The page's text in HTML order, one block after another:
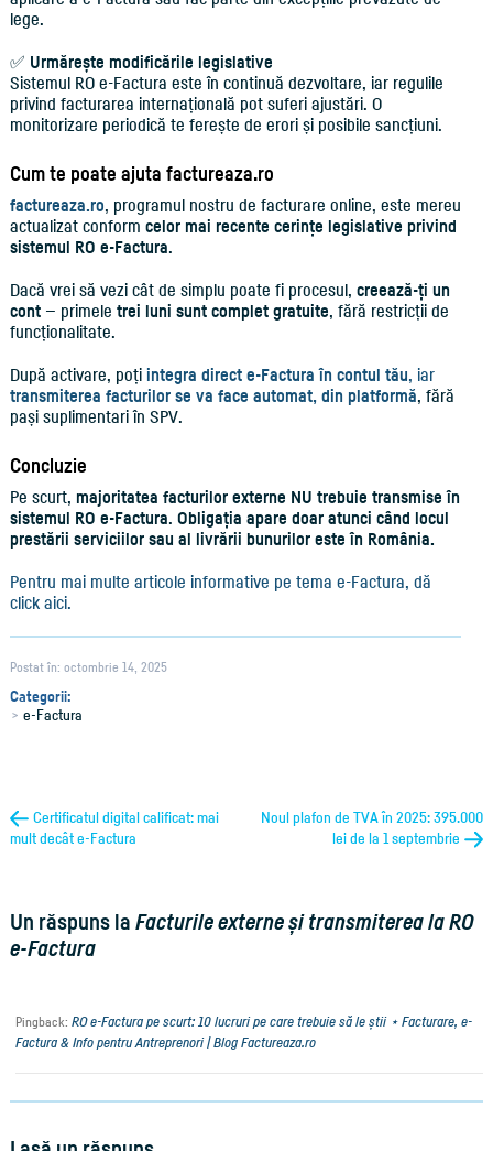
lege.
✅ Urmărește modificările legislative
Sistemul RO e-Factura este în continuă dezvoltare, iar regulile
privind facturarea internațională pot suferi ajustări. O
monitorizare periodică te ferește de erori și posibile sancțiuni.
Cum te poate ajuta factureaza.ro
factureaza.ro, programul nostru de facturare online, este mereu
actualizat conform celor mai recente cerințe legislative privind
sistemul RO e-Factura.
Dacă vrei să vezi cât de simplu poate fi procesul, creează-ți un
cont — primele trei luni sunt complet gratuite, fără restricții de
funcționalitate.
După activare, poți integra direct e-Factura în contul tău, iar
transmiterea facturilor se va face automat, din platformă, fără
pași suplimentari în SPV.
Concluzie
Pe scurt, majoritatea facturilor externe NU trebuie transmise în
sistemul RO e-Factura. Obligația apare doar atunci când locul
prestării serviciilor sau al livrării bunurilor este în România.
Pentru mai multe articole informative pe tema e-Factura, dă
click aici.
Postat în: octombrie 14, 2025
Categorii:
e-Factura
Certificatul digital calificat: mai
mult decât e-Factura
Noul plafon de TVA în 2025: 395.000
lei de la 1 septembrie
Un răspuns la Facturile externe și transmiterea la RO
e-Factura
Pingback: RO e-Factura pe scurt: 10 lucruri pe care trebuie să le știi ⋆ Facturare, e-
Factura & Info pentru Antreprenori | Blog Factureaza.ro